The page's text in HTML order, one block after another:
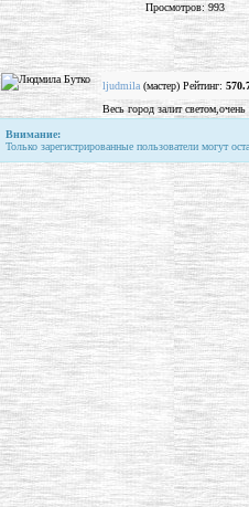
Просмотров: 993
ljudmila (мастер) Рейтинг:
Весь город залит светом,очень
Внимание:
Только зарегистрированные пользователи могут